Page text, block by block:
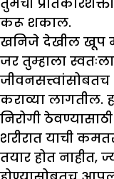
करू शकाल.
खनिजे देखील खूप
जर तुम्हाला
जीवनसत्त्वांसोबतच
कराव्या लागतील.
निरोगी
शरीरात याची
तयार होत नाहीत,